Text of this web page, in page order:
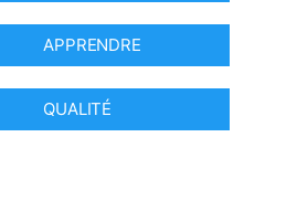
APPRENDRE
QUALITÉ